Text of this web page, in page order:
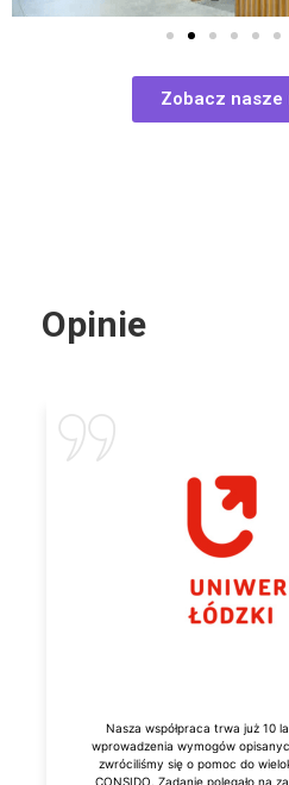
Zobacz
Opinie
Nasza współpraca trwa już 10
wprowadzenia wymogów
zwróciliśmy się o pomoc do
CONSIDO. Zadanie polegało na